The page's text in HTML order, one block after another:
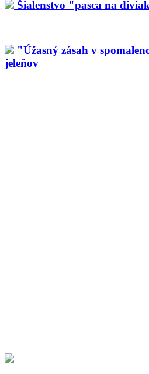
Šialenstvo "pasca na
"Úžasný zásah v
jeleňov